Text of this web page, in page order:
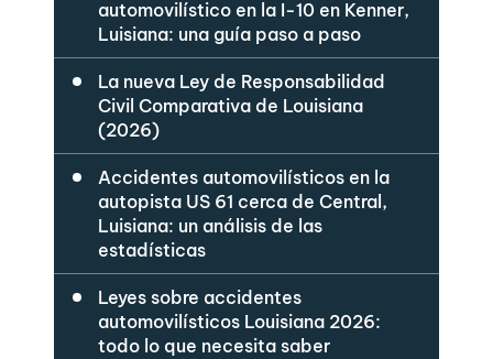
automovilístico en la I-10 en Kenner,
Luisiana: una guía paso a paso
La nueva Ley de Responsabilidad
Civil Comparativa de Louisiana
(2026)
Accidentes automovilísticos en la
autopista US 61 cerca de Central,
Luisiana: un análisis de las
estadísticas
Leyes sobre accidentes
automovilísticos Louisiana 2026:
todo lo que necesita saber